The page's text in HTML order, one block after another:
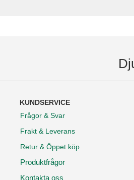
KUNDSERVICE
Frågor & Svar
Frakt & Leverans
Retur & Öppet köp
Produktfrågor
Kontakta oss